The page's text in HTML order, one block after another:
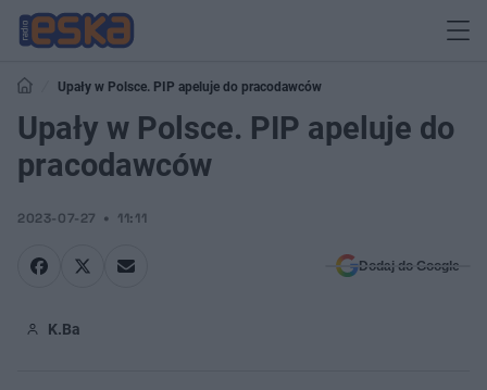
Upały w Polsce. PIP apeluje do pracodawców
Upały w Polsce. PIP apeluje do
pracodawców
2023-07-27 11:11
Dodaj do Google
K.Ba